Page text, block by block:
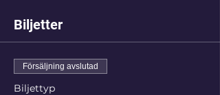
piano. Med sig på scen har han cellisten
Klara Källström (Duo Systrami, Trio
Törn m.fl.).
Support är Emily Tåhlin, singer-
songwriter med en drömsk, säregen
Biljetter
Försäljning avslutad
Biljettyp